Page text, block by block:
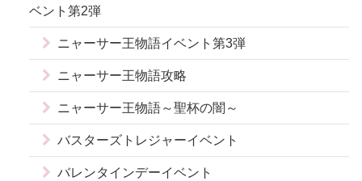
ベント第2弾
ニャーサー王物語イベント第3弾
ニャーサー王物語攻略
ニャーサー王物語～聖杯の闇～
バスターズトレジャーイベント
バレンタインデーイベント